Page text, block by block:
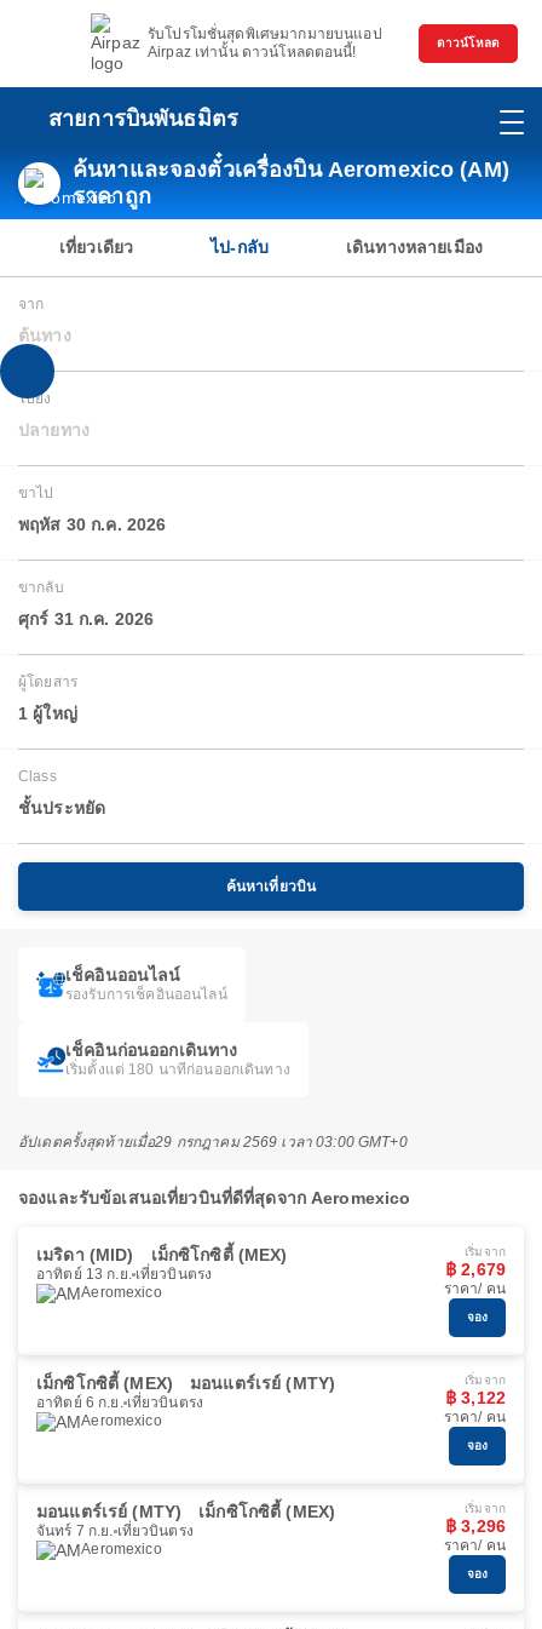
รับโปรโมชั่นสุดพิเศษมากมายบนแอป
Airpaz เท่านั้น ดาวน์โหลดตอนนี้!
ดาวน์โหลด
สายการบินพันธมิตร
ค้นหาและจองตั๋วเครื่องบิน Aeromexico (AM)
ราคาถูก
เที่ยวเดียว ไป-กลับ เดินทางหลายเมือง
จาก
ต้นทาง
ไปยัง
ปลายทาง
ขาไป
พฤหัส 30 ก.ค. 2026
ขากลับ
ศุกร์ 31 ก.ค. 2026
ผู้โดยสาร
1 ผู้ใหญ่
Class
ชั้นประหยัด
ค้นหาเที่ยวบิน
เช็คอินออนไลน์
รองรับการเช็คอินออนไลน์
เช็คอินก่อนออกเดินทาง
เริ่มตั้งแต่ 180 นาทีก่อนออกเดินทาง
อัปเดตครั้งสุดท้ายเมื่อ29 กรกฎาคม 2569 เวลา 03:00 GMT+0
จองและรับข้อเสนอเที่ยวบินที่ดีที่สุดจาก Aeromexico
เมริดา (MID) เม็กซิโกซิตี้ (MEX)
อาทิตย์ 13 ก.ย. เที่ยวบินตรง
Aeromexico
เริ่มจาก
฿ 2,679
ราคา/ คน
จอง
เม็กซิโกซิตี้ (MEX) มอนแตร์เรย์ (MTY)
อาทิตย์ 6 ก.ย. เที่ยวบินตรง
Aeromexico
เริ่มจาก
฿ 3,122
ราคา/ คน
จอง
มอนแตร์เรย์ (MTY) เม็กซิโกซิตี้ (MEX)
จันทร์ 7 ก.ย. เที่ยวบินตรง
Aeromexico
เริ่มจาก
฿ 3,296
ราคา/ คน
จอง